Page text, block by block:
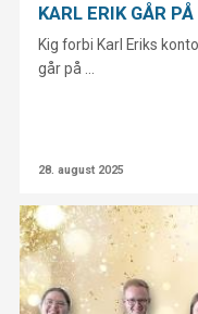
KARL ERIK GÅR
Kig forbi Karl Eriks
går på ...
28. august 2025